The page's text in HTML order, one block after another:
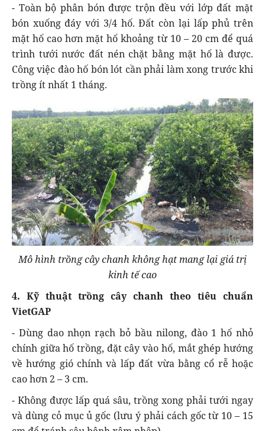
- Toàn bộ phân bón được trộn đều với lớp đất mặt
bón xuống đáy với 3/4 hố. Đất còn lại lấp phủ trên
mặt hố cao hơn mặt hố khoảng từ 10 – 20 cm để quá
trình tưới nước đất nén chặt bằng mặt hố là được.
Công việc đào hố bón lót cần phải làm xong trước khi
trồng ít nhất 1 tháng.
Mô hình trồng cây chanh không hạt mang lại giá trị
kinh tế cao
4. Kỹ thuật trồng cây chanh theo tiêu chuẩn
VietGAP
- Dùng dao nhọn rạch bỏ bầu nilong, đào 1 hố nhỏ
chính giữa hố trồng, đặt cây vào hố, mắt ghép hướng
về hướng gió chính và lấp đất vừa bằng cổ rễ hoặc
cao hơn 2 – 3 cm.
- Không được lấp quá sâu, trồng xong phải tưới ngay
và dùng cỏ mục ủ gốc (lưu ý phải cách gốc từ 10 – 15